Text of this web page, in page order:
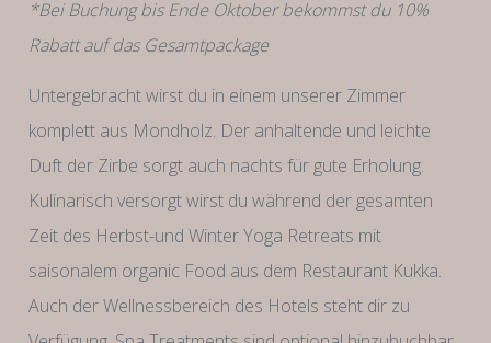
*Bei Buchung bis Ende Oktober bekommst du 10%
Rabatt auf das Gesamtpackage
Untergebracht wirst du in einem unserer Zimmer
komplett aus Mondholz. Der anhaltende und leichte
Duft der Zirbe sorgt auch nachts für gute Erholung.
Kulinarisch versorgt wirst du während der gesamten
Zeit des Herbst-und Winter Yoga Retreats mit
saisonalem organic Food aus dem Restaurant Kukka.
Auch der Wellnessbereich des Hotels steht dir zu